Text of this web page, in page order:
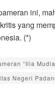
ini,
yang
(*)
“Ilia
Negeri